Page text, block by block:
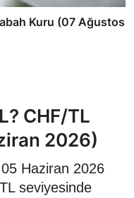
Kuru (07 Ağustos
CHF/TL
2026)
Haziran 2026
seviyesinde